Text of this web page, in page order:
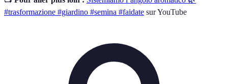
#trasformazione #giardino #semina #faidate sur YouTube